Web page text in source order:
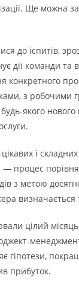
Ще
до іспитів,
дії команди
з
якого
і
процес
з метою
визначається
цілий
гіпотези,
прибуток.